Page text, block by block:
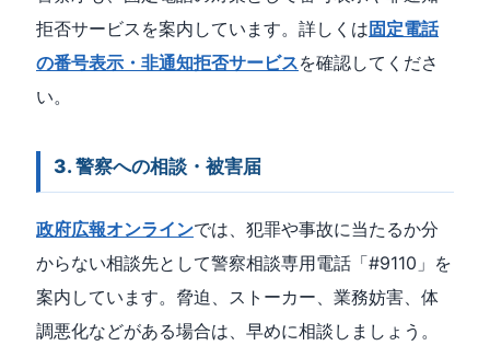
拒否サービスを案内しています。詳しくは 固定電話
の番号表示・非通知拒否サービスを確認してくださ
い。
3. 警察への相談・被害届
政府広報オンラインでは、犯罪や事故に当たるか分
からない相談先として警察相談専用電話「#9110」を
案内しています。脅迫、ストーカー、業務妨害、体
調悪化などがある場合は、早めに相談しましょう。